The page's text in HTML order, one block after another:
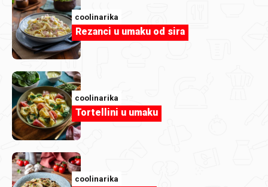
Almina Gajic
IMG_7090.jpeg
coolinarika
Rezanci u umaku od sira
coolinarika
Tortellini u umaku
coolinarika